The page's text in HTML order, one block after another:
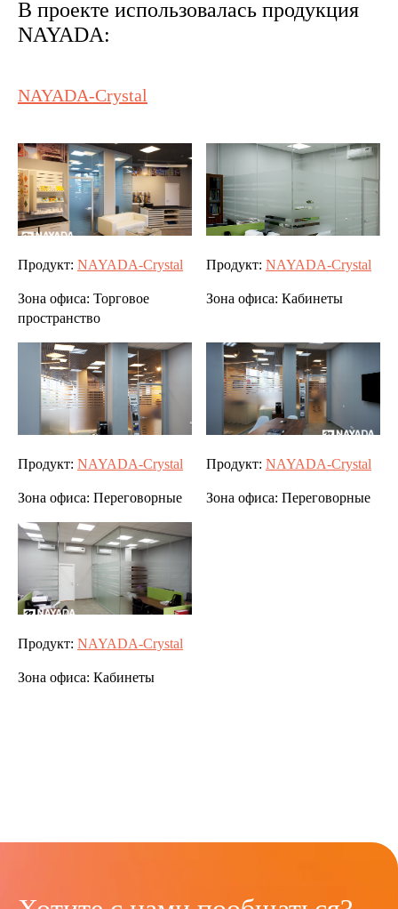
В проекте использовалась продукция
NAYADA:
NAYADA-Crystal
Продукт: NAYADA-Crystal
Зона офиса: Торговое
пространство
Продукт: NAYADA-Crystal
Зона офиса: Кабинеты
Продукт: NAYADA-Crystal
Зона офиса: Переговорные
Продукт: NAYADA-Crystal
Зона офиса: Переговорные
Продукт: NAYADA-Crystal
Зона офиса: Кабинеты